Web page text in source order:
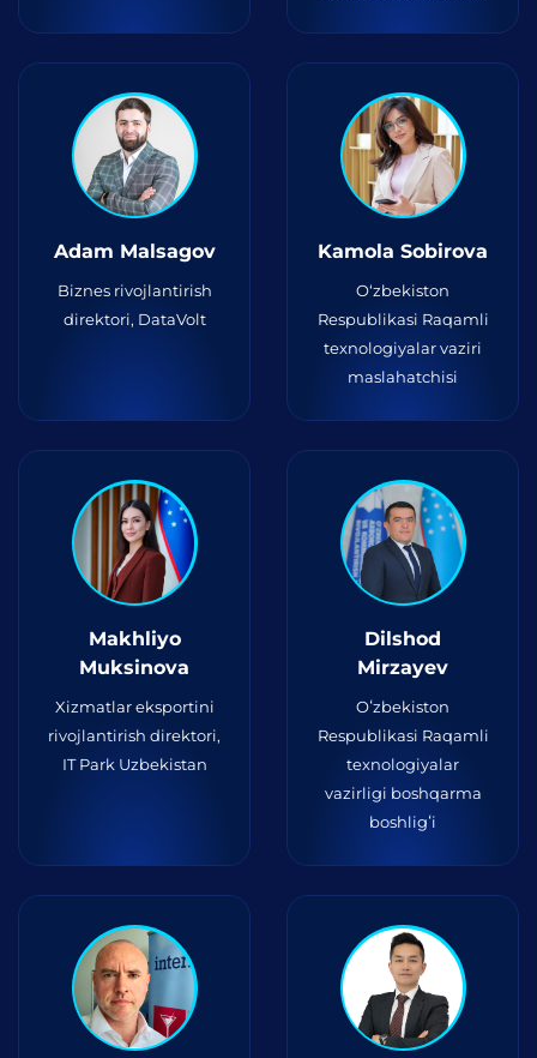
Adam Malsagov
Biznes rivojlantirish
direktori, DataVolt
Kamola Sobirova
O‘zbekiston
Respublikasi Raqamli
texnologiyalar vaziri
maslahatchisi
Makhliyo
Muksinova
Xizmatlar eksportini
rivojlantirish direktori,
IT Park Uzbekistan
Dilshod
Mirzayev
Oʻzbekiston
Respublikasi Raqamli
texnologiyalar
vazirligi boshqarma
boshligʻi